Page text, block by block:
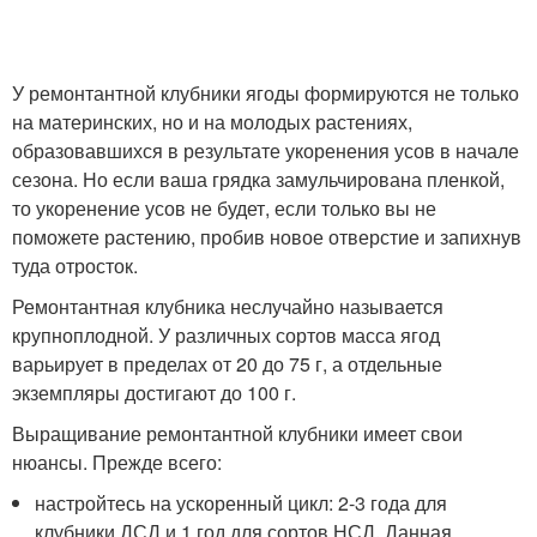
У ремонтантной клубники ягоды формируются не только
на материнских, но и на молодых растениях,
образовавшихся в результате укоренения усов в начале
сезона. Но если ваша грядка замульчирована пленкой,
то укоренение усов не будет, если только вы не
поможете растению, пробив новое отверстие и запихнув
туда отросток.
Ремонтантная клубника неслучайно называется
крупноплодной. У различных сортов масса ягод
варьирует в пределах от 20 до 75 г, а отдельные
экземпляры достигают до 100 г.
Выращивание ремонтантной клубники имеет свои
нюансы. Прежде всего:
настройтесь на ускоренный цикл: 2-3 года для